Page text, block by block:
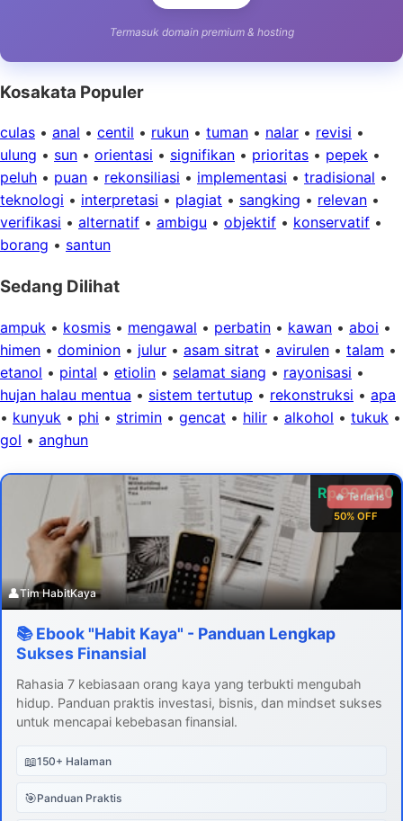
Termasuk domain premium & hosting
Kosakata Populer
culas • anal • centil • rukun • tuman • nalar • revisi •
ulung • sun • orientasi • signifikan • prioritas • pepek •
peluh • puan • rekonsiliasi • implementasi • tradisional •
teknologi • interpretasi • plagiat • sangking • relevan •
verifikasi • alternatif • ambigu • objektif • konservatif •
borang • santun
Sedang Dilihat
ampuk • kosmis • mengawal • perbatin • kawan • aboi •
himen • dominion • julur • asam sitrat • avirulen • talam •
etanol • pintal • etiolin • selamat siang • rayonisasi •
hujan halau mentua • sistem tertutup • rekonstruksi • apa
• kunyuk • phi • strimin • gencat • hilir • alkohol • tukuk •
gol • anghun
Rp 99.000
50% OFF
🔥 Terlaris
👤Tim HabitKaya
📚 Ebook "Habit Kaya" - Panduan Lengkap
Sukses Finansial
Rahasia 7 kebiasaan orang kaya yang terbukti mengubah
hidup. Panduan praktis investasi, bisnis, dan mindset sukses
untuk mencapai kebebasan finansial.
📖150+ Halaman
🎯Panduan Praktis